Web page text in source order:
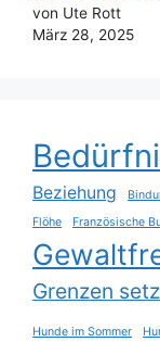
von Ute Rott
März 28, 2025
Beziehung
Flöhe
Französische
Grenzen
Hunde im Sommer